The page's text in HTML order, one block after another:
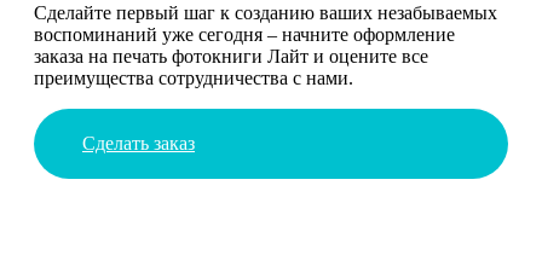
Сделайте первый шаг к созданию ваших незабываемых
воспоминаний уже сегодня – начните оформление
заказа на печать фотокниги Лайт и оцените все
преимущества сотрудничества с нами.
Сделать заказ